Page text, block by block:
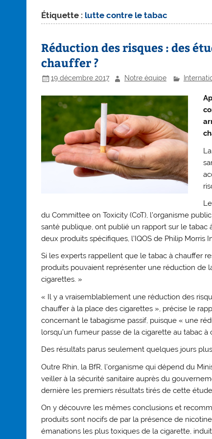
Étiquette : lutte contre le tabac
Réduction des risques : des
chauffer ?
19 décembre 2017 Notre équipe
du Committee on Toxicity (CoT), l’organisme
santé publique, ont publié un rapport sur le tabac
deux produits spécifiques, l’IQOS de Philip Morris
Si les experts rappellent que le tabac à chauffer
produits pouvaient représenter une réduction de
cigarettes. »
« Il y a vraisemblablement une réduction des
chauffer à la place des cigarettes », précise le
concernant le tabagisme passif, puisque « une
lorsqu’un fumeur passe de la cigarette au tabac à
Des résultats parus seulement quelques jours
Outre Rhin, la BfR, l’organisme qui dépend du
veiller à la sécurité sanitaire auprès du
dernière les premiers résultats tirés de cette
On y découvre les mêmes conclusions et
produits sont nocifs de par la présence de
émanations les plus toxiques de la cigarette,